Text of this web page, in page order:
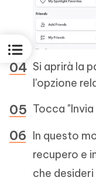
Si aprirà la
l'opzione
Tocca
In questo
recupero e
che